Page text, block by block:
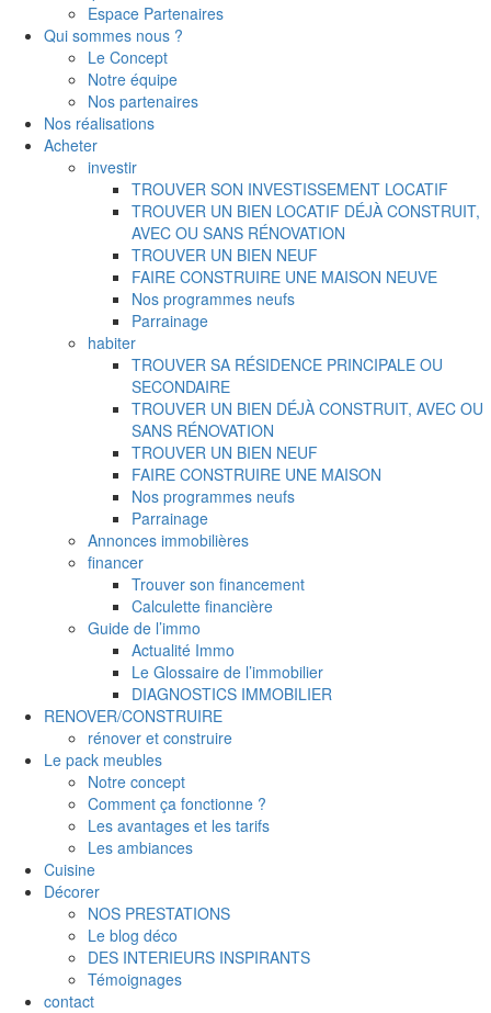
Espace Partenaires
Qui sommes nous ?
Le Concept
Notre équipe
Nos partenaires
Nos réalisations
Acheter
investir
TROUVER SON INVESTISSEMENT LOCATIF
TROUVER UN BIEN LOCATIF DÉJÀ CONSTRUIT,
AVEC OU SANS RÉNOVATION
TROUVER UN BIEN NEUF
FAIRE CONSTRUIRE UNE MAISON NEUVE
Nos programmes neufs
Parrainage
habiter
TROUVER SA RÉSIDENCE PRINCIPALE OU
SECONDAIRE
TROUVER UN BIEN DÉJÀ CONSTRUIT, AVEC OU
SANS RÉNOVATION
TROUVER UN BIEN NEUF
FAIRE CONSTRUIRE UNE MAISON
Nos programmes neufs
Parrainage
Annonces immobilières
financer
Trouver son financement
Calculette financière
Guide de l’immo
Actualité Immo
Le Glossaire de l’immobilier
DIAGNOSTICS IMMOBILIER
RENOVER/CONSTRUIRE
rénover et construire
Le pack meubles
Notre concept
Comment ça fonctionne ?
Les avantages et les tarifs
Les ambiances
Cuisine
Décorer
NOS PRESTATIONS
Le blog déco
DES INTERIEURS INSPIRANTS
Témoignages
contact